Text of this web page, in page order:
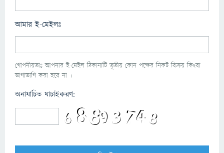
আমার ই-মেইলঃ
গোপনীয়তাঃ আপনার ই-মেইল ঠিকানাটি তৃতীয় কোন পক্ষের নিকট বিক্রয় কিংবা
ভাগাভাগি করা হবে না ।
অনাযাচিত যাচাইকরণ: